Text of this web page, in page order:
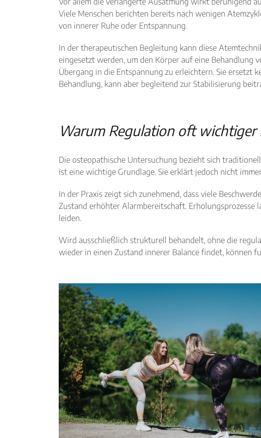
Viele Menschen berichten bereits nach wenigen
von innerer Ruhe oder Entspannung.
In der therapeutischen Begleitung kann diese
eingesetzt werden, um den Körper auf eine Behandlung
Übergang in die Entspannung zu erleichtern. Sie ersetzt
Behandlung, kann aber begleitend zur Stabilisierung
Warum Regulation oft
Die osteopathische Untersuchung bezieht sich
ist eine wichtige Grundlage. Sie erklärt jedoch nicht
In der Praxis zeigt sich zunehmend, dass viele
Zustand erhöhter Alarmbereitschaft. Erholungsprozesse
leiden.
Wird ausschließlich strukturell behandelt, ohne die
wieder in einen Zustand innerer Balance findet, können